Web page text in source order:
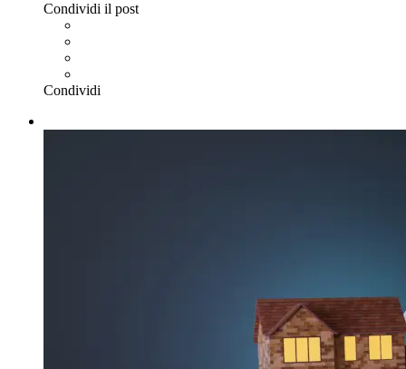
Condividi il post
Condividi